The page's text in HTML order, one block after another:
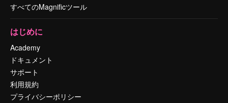
すべてのMagnificツール
はじめに
Academy
ドキュメント
サポート
利用規約
プライバシーポリシー